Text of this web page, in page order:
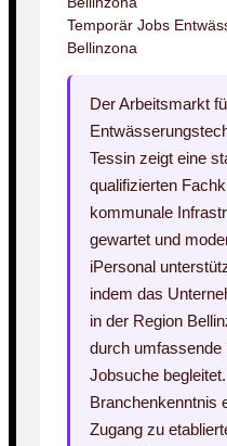
Temporär Jobs
Bellinzona
Der Arbeitsmarkt
Tessin zeigt eine
qualifizierten
kommunale
gewartet und
iPersonal
indem das
in der Region
durch umfassende
Jobsuche
Branchenkenntnis
Zugang zu